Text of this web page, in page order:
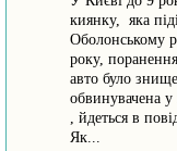
киянку, яка
Оболонському
року,
авто було
обвинувачена
, йдеться в
Як...